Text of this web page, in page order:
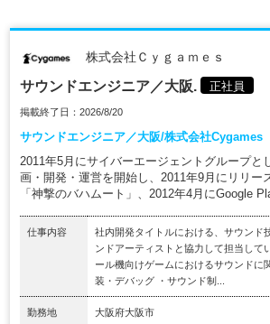
株式会社Ｃｙｇａｍｅｓ
サウンドエンジニア／大阪. 正社員
掲載終了日：2026/8/20
サウンドエンジニア／大阪/株式会社Cygames
2011年5月にサイバーエージェントグループと
画・開発・運営を開始し、2011年9月にリリー
「神撃のバハムート」、2012年4月にGoogle
仕事内容
社内開発タイトルにおける、サウンド
ンドアーティストと協力して担当して
ール機向けゲームにおけるサウンドに
装・デバッグ ・サウンド制...
勤務地 大阪府大阪市